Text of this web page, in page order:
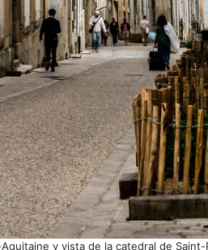
y vista de la catedral de